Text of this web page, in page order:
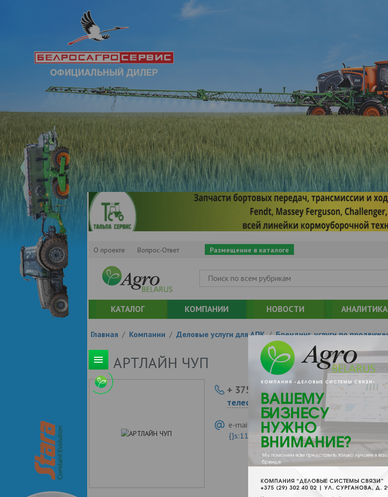
О проекте Вопрос-Ответ Размещение в каталоге
КАТАЛОГ КОМПАНИИ НОВОСТИ АНАЛИТИКА
Главная / Компании / Деловые услуги для АПК / Брендинг, услуги по
АРТЛАЙН ЧУП
+ 375
Показать
телефоны
e-mail:
a:2:{s:5:"VALUE";a:0:
{}s:11:"DESCRIPTION";a:0:{}}
230003, ,